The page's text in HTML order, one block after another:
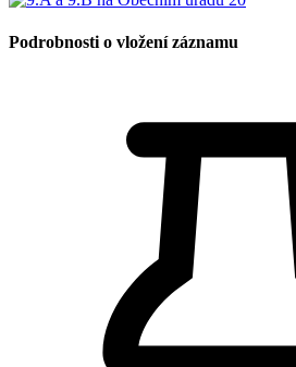
Podrobnosti o vložení záznamu